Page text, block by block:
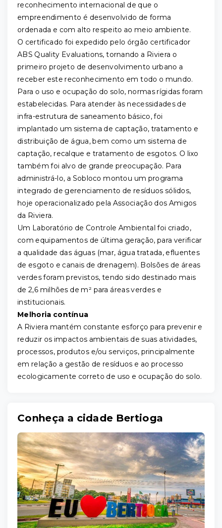
reconhecimento internacional de que o
empreendimento é desenvolvido de forma
ordenada e com alto respeito ao meio ambiente.
O certificado foi expedido pelo órgão certificador
ABS Quality Evaluations, tornando a Riviera o
primeiro projeto de desenvolvimento urbano a
receber este reconhecimento em todo o mundo.
Para o uso e ocupação do solo, normas rígidas foram
estabelecidas. Para atender às necessidades de
infra-estrutura de saneamento básico, foi
implantado um sistema de captação, tratamento e
distribuição de água, bem como um sistema de
captação, recalque e tratamento de esgotos. O lixo
também foi alvo de grande preocupação. Para
administrá-lo, a Sobloco montou um programa
integrado de gerenciamento de resíduos sólidos,
hoje operacionalizado pela Associação dos Amigos
da Riviera.
Um Laboratório de Controle Ambiental foi criado,
com equipamentos de última geração, para verificar
a qualidade das águas (mar, água tratada, efluentes
de esgoto e canais de drenagem). Bolsões de áreas
verdes foram previstos, tendo sido destinado mais
de 2,6 milhões de m² para áreas verdes e
institucionais.
Melhoria contínua
A Riviera mantém constante esforço para prevenir e
reduzir os impactos ambientais de suas atividades,
processos, produtos e/ou serviços, principalmente
em relação a gestão de resíduos e ao processo
ecologicamente correto de uso e ocupação do solo.
Conheça a cidade Bertioga